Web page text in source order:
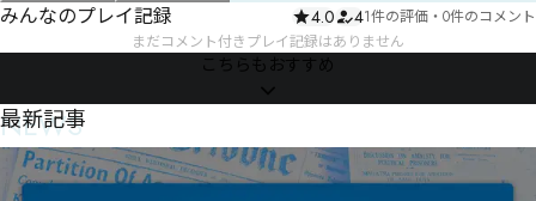
みんなのプレイ記録 4.0 41件の評価 ・ 0件のコメント
まだコメント付きプレイ記録はありません
こちらもおすすめ
NEWS
最新記事